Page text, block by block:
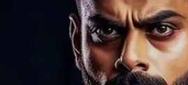
Image credits: instagram